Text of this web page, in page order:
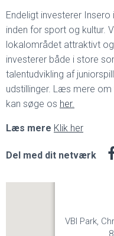
Endeligt investerer
inden for sport og kultur.
lokalområdet attraktivt
investerer både i store
talentudvikling af
udstillinger. Læs mere
kan søge os her.
Læs mere Klik her
Del med dit netværk
VBI Park,